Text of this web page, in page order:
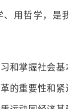
、用哲学，是
掌握社会基
的重要性和